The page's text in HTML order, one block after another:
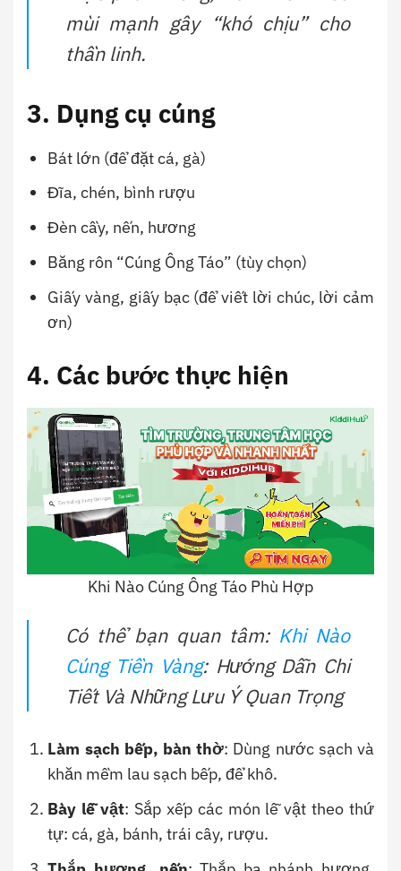
mùi mạnh gây “khó chịu” cho
thần linh.
3. Dụng cụ cúng
Bát lớn (để đặt cá, gà)
Đĩa, chén, bình rượu
Đèn cầy, nến, hương
Băng rôn “Cúng Ông Táo” (tùy chọn)
Giấy vàng, giấy bạc (để viết lời chúc, lời cảm
ơn)
4. Các bước thực hiện
Khi Nào Cúng Ông Táo Phù Hợp
Có thể bạn quan tâm: Khi Nào
Cúng Tiền Vàng: Hướng Dẫn Chi
Tiết Và Những Lưu Ý Quan Trọng
Làm sạch bếp, bàn thờ: Dùng nước sạch và
khăn mềm lau sạch bếp, để khô.
Bày lễ vật: Sắp xếp các món lễ vật theo thứ
tự: cá, gà, bánh, trái cây, rượu.